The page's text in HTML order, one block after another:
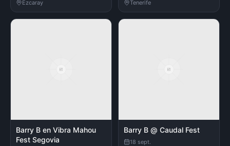
Ezcaray Tenerife
Barry B en Vibra Mahou
Fest Segovia
Barry B @ Caudal Fest
18 sept.